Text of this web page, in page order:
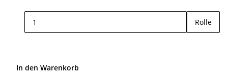
Rolle
In den Warenkorb